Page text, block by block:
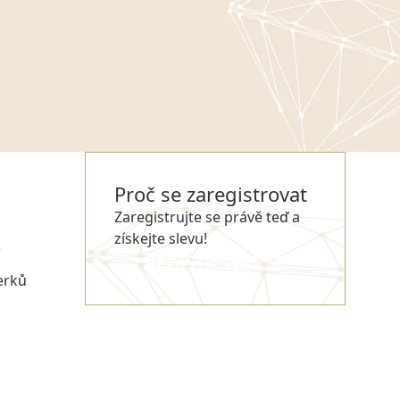
Proč se zaregistrovat
Zaregistrujte se právě teď a
získejte slevu!
REGISTROVAT SE